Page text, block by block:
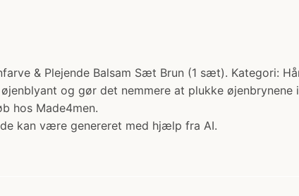
& Plejende Balsam Sæt Brun (1 sæt). Kategori:
og gør det nemmere at plukke
hos Made4men.
kan være genereret med hjælp fra AI.